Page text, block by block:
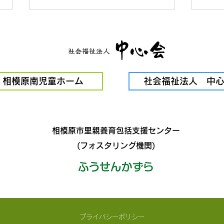
ドコ
相模原南児童ホーム 社会福祉法人 中
相模原市里親養育包括支援センター
(フォスタリング機関)
プライバシーポリシー